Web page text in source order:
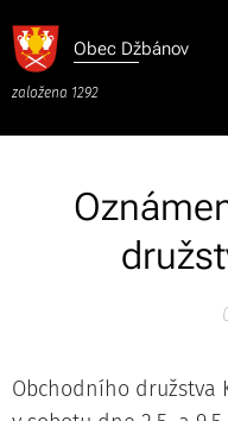
Obec Džbánov
založena 1292
Obchodního družstva